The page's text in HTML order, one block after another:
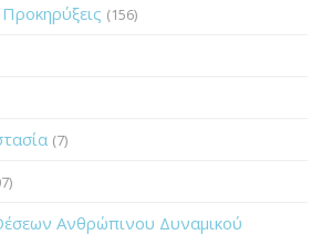
(156)
(7)
Ανθρώπινου Δυναμικού